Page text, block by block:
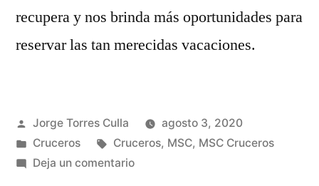
recupera y nos brinda más oportunidades para
reservar las tan merecidas vacaciones.
Publicado
por
Jorge Torres Culla
agosto 3, 2020
Publicado
en
Cruceros Etiquetas:
Cruceros, MSC, MSC Cruceros
Deja un comentarioen